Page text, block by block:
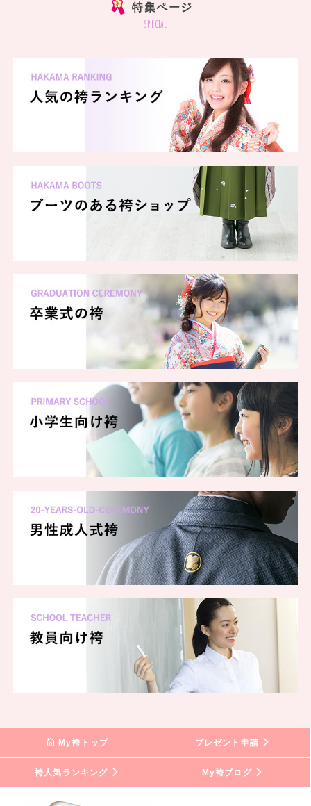
特集ページ
special
My袴トップ プレゼント申請
袴人気ランキング My袴ブログ